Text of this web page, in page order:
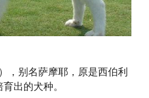
，别名萨摩耶，原是西伯利
出的犬种。